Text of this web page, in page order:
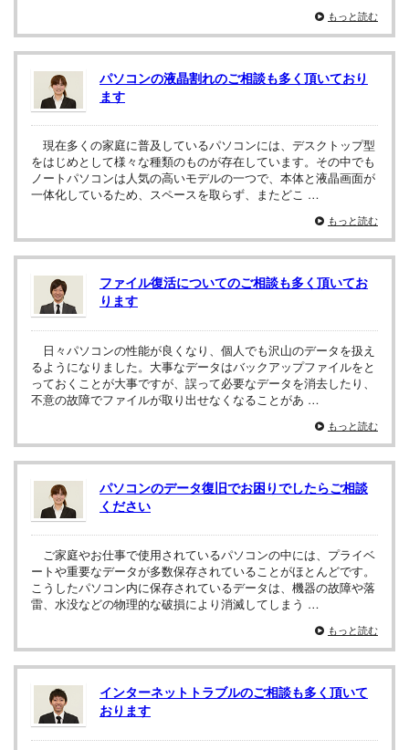
もっと読む
パソコンの液晶割れのご相談も多く頂いており
ます
現在多くの家庭に普及しているパソコンには、デスクトップ型
をはじめとして様々な種類のものが存在しています。その中でも
ノートパソコンは人気の高いモデルの一つで、本体と液晶画面が
一体化しているため、スペースを取らず、またどこ …
もっと読む
ファイル復活についてのご相談も多く頂いてお
ります
日々パソコンの性能が良くなり、個人でも沢山のデータを扱え
るようになりました。大事なデータはバックアップファイルをと
っておくことが大事ですが、誤って必要なデータを消去したり、
不意の故障でファイルが取り出せなくなることがあ …
もっと読む
パソコンのデータ復旧でお困りでしたらご相談
ください
ご家庭やお仕事で使用されているパソコンの中には、プライベ
ートや重要なデータが多数保存されていることがほとんどです。
こうしたパソコン内に保存されているデータは、機器の故障や落
雷、水没などの物理的な破損により消滅してしまう …
もっと読む
インターネットトラブルのご相談も多く頂いて
おります